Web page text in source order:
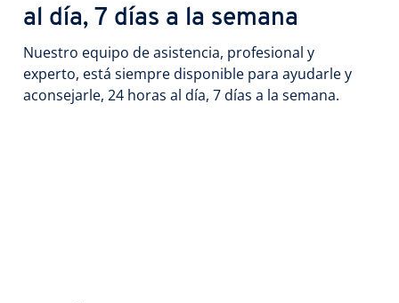
al día, 7 días a la semana
Nuestro equipo de asistencia, profesional y
experto, está siempre disponible para ayudarle y
aconsejarle, 24 horas al día, 7 días a la semana.